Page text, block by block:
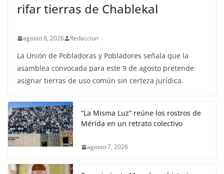
rifar tierras de Chablekal
agosto 8, 2026 Redaccion
La Unión de Pobladoras y Pobladores señala que la
asamblea convocada para este 9 de agosto pretende
asignar tierras de uso común sin certeza jurídica.
“La Misma Luz” reúne los rostros de
Mérida en un retrato colectivo
agosto 7, 2026